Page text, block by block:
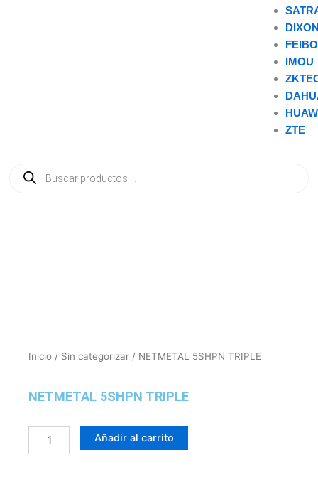
IMOU
ZTE
Inicio / Sin categorizar / NETMETAL 5SHPN TRIPLE
NETMETAL 5SHPN TRIPLE
5SHPN
Añadir al carrito